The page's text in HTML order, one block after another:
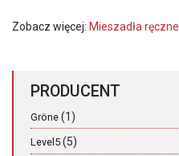
Zobacz więcej: Mieszadła ręczne
PRODUCENT
Gröne (1)
Level5 (5)